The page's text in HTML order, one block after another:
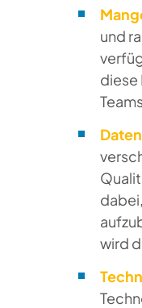
und
diese
wird